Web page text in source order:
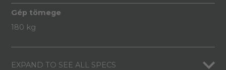
Gép tömege
180 kg
EXPAND TO SEE ALL SPECS